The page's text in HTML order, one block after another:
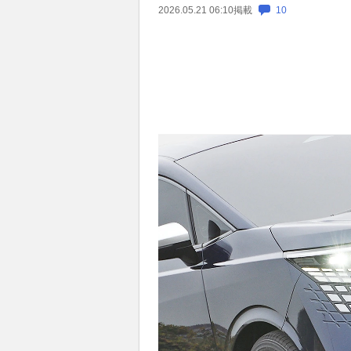
2026.05.21 06:10掲載 10